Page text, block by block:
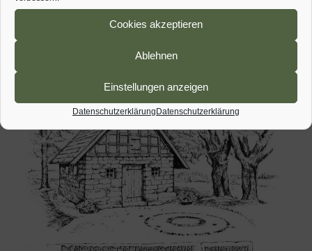
Cookies akzeptieren
Ablehnen
Einstellungen anzeigen
DatenschutzerklärungDatenschutzerklärung